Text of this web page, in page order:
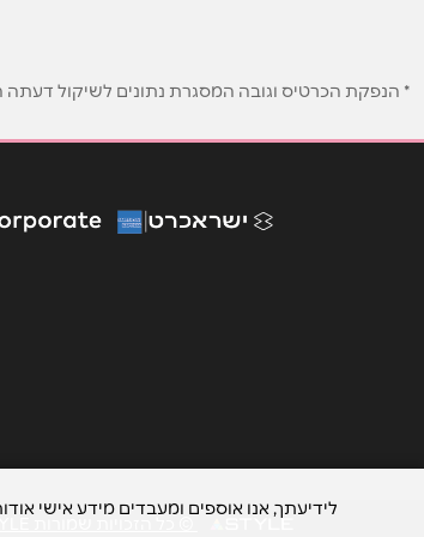
אנא
הודעה*
* הנפקת הכרטיס וגובה המסגרת נתונים לשיקול דעתה
לידיעתך, אנו אוספים ומעבדים מידע אישי